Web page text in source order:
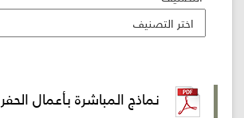
اللجنة
المشاريع
نماذج المباشرة بأعمال الحفر